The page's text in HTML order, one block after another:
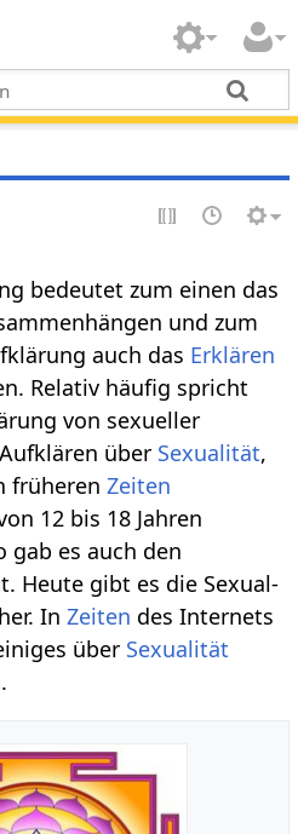
bedeutet zum einen das
und zum
auch das Erklären
Relativ häufig spricht
von sexueller
über Sexualität,
früherenZeiten
12 bis 18 Jahren
gab es auch den
Heute gibt es die Sexual-
InZeiten des Internets
über Sexualität